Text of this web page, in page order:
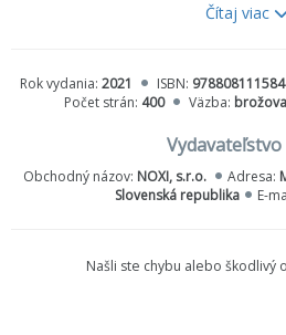
Čím sa líši sebavedomý človek od
človek sa akceptuje aj so svojimi
človek nedokáže svoje slabé
vážne. Neistí ľudia sú zameraní
Terapeutka Stefanie Stahl vo
hodnoty vysvetľuje, ako sa vymaniť
a hnevu a ako opäť získať dobrý
Čítaj viac
Rok vydania: 2021 ISBN:
Počet strán: 400 Väzba:
Vydavateľstvo
Obchodný názov: NOXI, s.r.o. Adresa:
Slovenská republika
E-
Našli ste chybu alebo škodlivý